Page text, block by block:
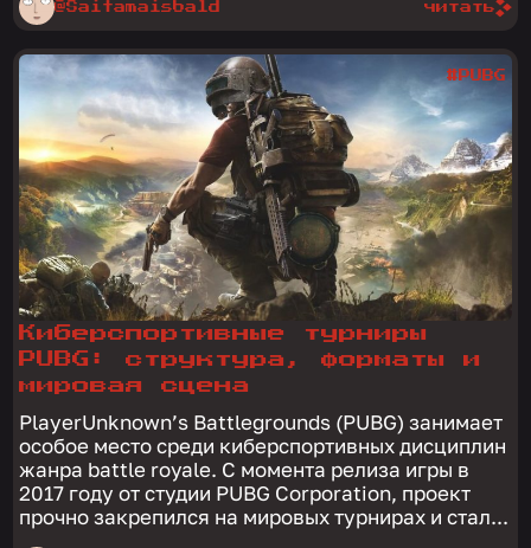
@Saitamaisbald читать
Киберспортивные турниры
PUBG: структура, форматы и
мировая сцена
PlayerUnknown’s Battlegrounds (PUBG) занимает
особое место среди киберспортивных дисциплин
жанра battle royale. С момента релиза игры в
2017 году от студии PUBG Corporation, проект
прочно закрепился на мировых турнирах и стал...
#PUBG